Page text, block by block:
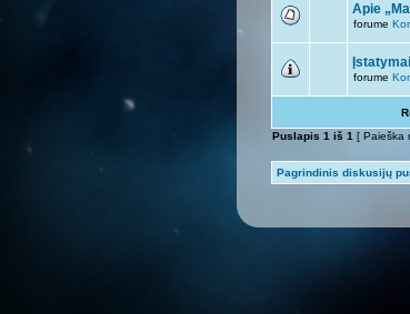
Apie
forume
forume
Puslapis 1 iš 1 [ Paieška
Pagrindinis diskusijų